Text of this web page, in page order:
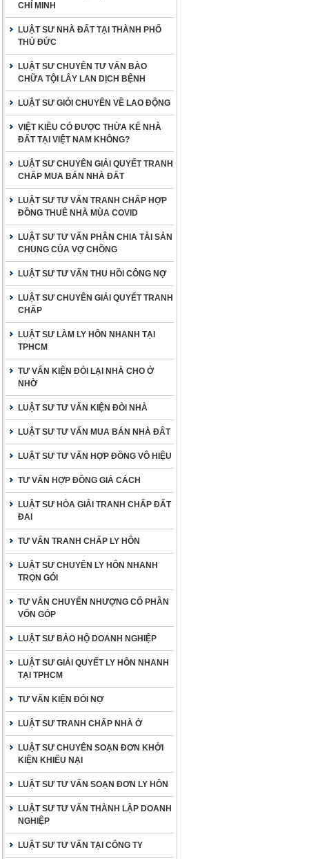
CHÍ MINH
LUẬT SƯ NHÀ ĐẤT TẠI THÀNH PHỐ
THỦ ĐỨC
LUẬT SƯ CHUYÊN TƯ VẤN BÀO
CHỮA TỘI LÂY LAN DỊCH BỆNH
LUẬT SƯ GIỎI CHUYÊN VỀ LAO ĐỘNG
VIỆT KIỀU CÓ ĐƯỢC THỪA KẾ NHÀ
ĐẤT TẠI VIỆT NAM KHÔNG?
LUẬT SƯ CHUYÊN GIẢI QUYẾT TRANH
CHẤP MUA BÁN NHÀ ĐẤT
LUẬT SƯ TƯ VẤN TRANH CHẤP HỢP
ĐỒNG THUÊ NHÀ MÙA COVID
LUẬT SƯ TƯ VẤN PHÂN CHIA TÀI SẢN
CHUNG CỦA VỢ CHỒNG
LUẬT SƯ TƯ VẤN THU HỒI CÔNG NỢ
LUẬT SƯ CHUYÊN GIẢI QUYẾT TRANH
CHẤP
LUẬT SƯ LÀM LY HÔN NHANH TẠI
TPHCM
TƯ VẤN KIỆN ĐÒI LẠI NHÀ CHO Ở
NHỜ
LUẬT SƯ TƯ VẤN KIỆN ĐÒI NHÀ
LUẬT SƯ TƯ VẤN MUA BÁN NHÀ ĐẤT
LUẬT SƯ TƯ VẤN HỢP ĐỒNG VÔ HIỆU
TƯ VẤN HỢP ĐỒNG GIẢ CÁCH
LUẬT SƯ HÒA GIẢI TRANH CHẤP ĐẤT
ĐAI
TƯ VẤN TRANH CHẤP LY HÔN
LUẬT SƯ CHUYÊN LY HÔN NHANH
TRỌN GÓI
TƯ VẤN CHUYỂN NHƯỢNG CỔ PHẦN
VỐN GÓP
LUẬT SƯ BẢO HỘ DOANH NGHIỆP
LUẬT SƯ GIẢI QUYẾT LY HÔN NHANH
TẠI TPHCM
TƯ VẤN KIỆN ĐÒI NỢ
LUẬT SƯ TRANH CHẤP NHÀ Ở
LUẬT SƯ CHUYÊN SOẠN ĐƠN KHỞI
KIỆN KHIẾU NẠI
LUẬT SƯ TƯ VẤN SOẠN ĐƠN LY HÔN
LUẬT SƯ TƯ VẤN THÀNH LẬP DOANH
NGHIỆP
LUẬT SƯ TƯ VẤN TẠI CÔNG TY